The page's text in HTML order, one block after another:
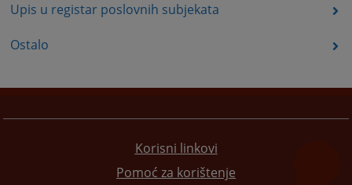
Upis u registar poslovnih subjekata
Ostalo
Korisni linkovi
Pomoć za korištenje